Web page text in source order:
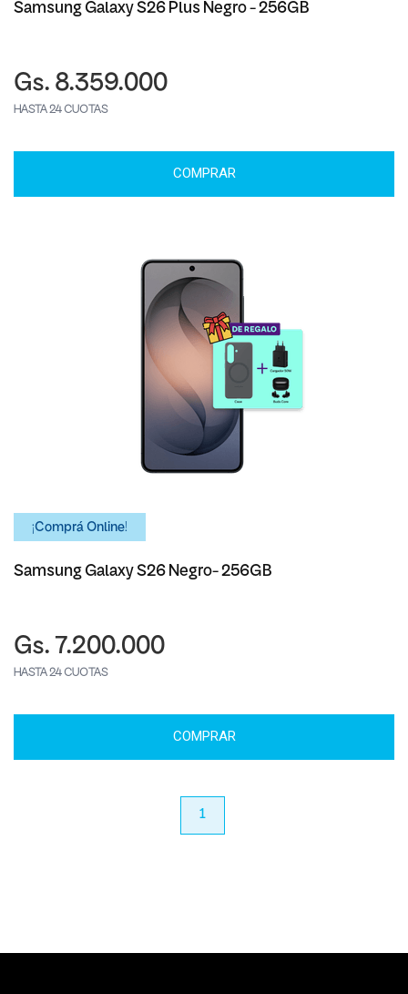
Samsung Galaxy S26 Plus Negro - 256GB
Gs. 8.359.000
HASTA 24 CUOTAS
COMPRAR
¡Comprá Online!
Samsung Galaxy S26 Negro- 256GB
Gs. 7.200.000
HASTA 24 CUOTAS
COMPRAR
1